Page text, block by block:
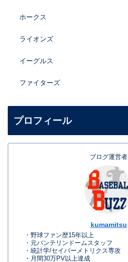
ホークス
ライオンズ
イーグルス
ファイターズ
プロフィール
ブログ運営者
kumamitsu
・野球ファン歴15年以上
・元バンテリンドームスタッフ
・統計学/セイバーメトリクス専攻
・月間30万PV以上達成